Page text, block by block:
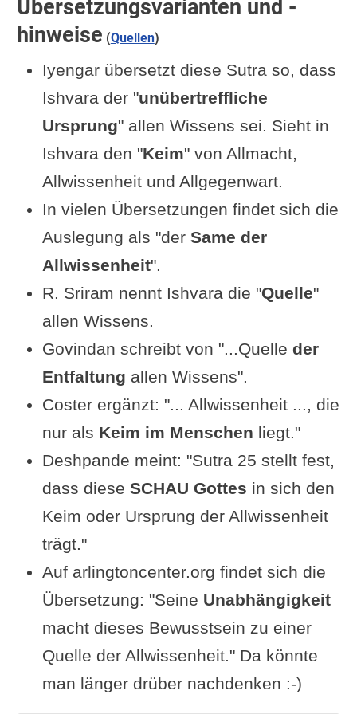
Übersetzungsvarianten und -
hinweise (Quellen)
Iyengar übersetzt diese Sutra so, dass
Ishvara der "unübertreffliche
Ursprung" allen Wissens sei. Sieht in
Ishvara den "Keim" von Allmacht,
Allwissenheit und Allgegenwart.
In vielen Übersetzungen findet sich die
Auslegung als "der Same der
Allwissenheit".
R. Sriram nennt Ishvara die "Quelle"
allen Wissens.
Govindan schreibt von "...Quelle der
Entfaltung allen Wissens".
Coster ergänzt: "... Allwissenheit ..., die
nur als Keim im Menschen liegt."
Deshpande meint: "Sutra 25 stellt fest,
dass diese SCHAU Gottes in sich den
Keim oder Ursprung der Allwissenheit
trägt."
Auf arlingtoncenter.org findet sich die
Übersetzung: "Seine Unabhängigkeit
macht dieses Bewusstsein zu einer
Quelle der Allwissenheit." Da könnte
man länger drüber nachdenken :-)